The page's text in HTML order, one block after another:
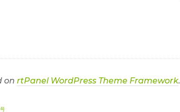
on rtPanel WordPress Theme Framework.